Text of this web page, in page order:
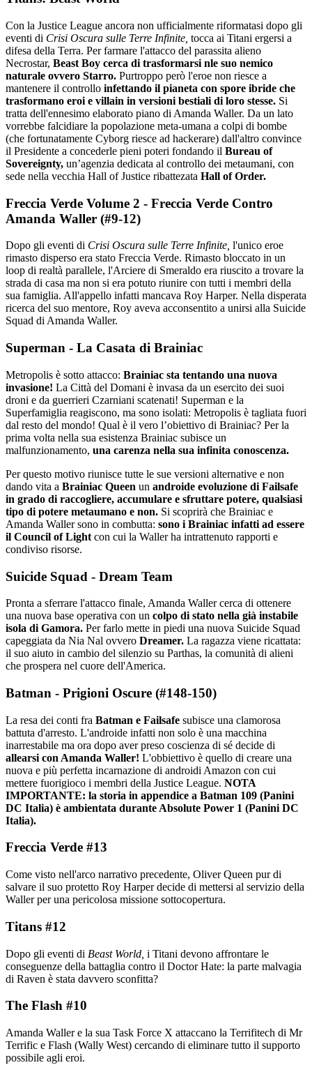
Con la Justice League ancora non ufficialmente riformatasi dopo gli
eventi di Crisi Oscura sulle Terre Infinite, tocca ai Titani ergersi a
difesa della Terra. Per farmare l'attacco del parassita alieno
Necrostar, Beast Boy cerca di trasformarsi nle suo nemico
naturale ovvero Starro. Purtroppo però l'eroe non riesce a
mantenere il controllo infettando il pianeta con spore ibride che
trasformano eroi e villain in versioni bestiali di loro stesse. Si
tratta dell'ennesimo elaborato piano di Amanda Waller. Da un lato
vorrebbe falcidiare la popolazione meta-umana a colpi di bombe
(che fortunatamente Cyborg riesce ad hackerare) dall'altro convince
il Presidente a concederle pieni poteri fondando il Bureau of
Sovereignty, un’agenzia dedicata al controllo dei metaumani, con
sede nella vecchia Hall of Justice ribattezata Hall of Order.
Freccia Verde Volume 2 - Freccia Verde Contro
Amanda Waller (#9-12)
Dopo gli eventi di Crisi Oscura sulle Terre Infinite, l'unico eroe
rimasto disperso era stato Freccia Verde. Rimasto bloccato in un
loop di realtà parallele, l'Arciere di Smeraldo era riuscito a trovare la
strada di casa ma non si era potuto riunire con tutti i membri della
sua famiglia. All'appello infatti mancava Roy Harper. Nella disperata
ricerca del suo mentore, Roy aveva acconsentito a unirsi alla Suicide
Squad di Amanda Waller.
Superman - La Casata di Brainiac
Metropolis è sotto attacco: Brainiac sta tentando una nuova
invasione! La Città del Domani è invasa da un esercito dei suoi
droni e da guerrieri Czarniani scatenati! Superman e la
Superfamiglia reagiscono, ma sono isolati: Metropolis è tagliata fuori
dal resto del mondo! Qual è il vero l’obiettivo di Brainiac? Per la
prima volta nella sua esistenza Brainiac subisce un
malfunzionamento, una carenza nella sua infinita conoscenza.
Per questo motivo riunisce tutte le sue versioni alternative e non
dando vita a Brainiac Queen un androide evoluzione di Failsafe
in grado di raccogliere, accumulare e sfruttare potere, qualsiasi
tipo di potere metaumano e non. Si scoprirà che Brainiac e
Amanda Waller sono in combutta: sono i Brainiac infatti ad essere
il Council of Light con cui la Waller ha intrattenuto rapporti e
condiviso risorse.
Suicide Squad - Dream Team
Pronta a sferrare l'attacco finale, Amanda Waller cerca di ottenere
una nuova base operativa con un colpo di stato nella già instabile
isola di Gamora. Per farlo mette in piedi una nuova Suicide Squad
capeggiata da Nia Nal ovvero Dreamer. La ragazza viene ricattata:
il suo aiuto in cambio del silenzio su Parthas, la comunità di alieni
che prospera nel cuore dell'America.
Batman - Prigioni Oscure (#148-150)
La resa dei conti fra Batman e Failsafe subisce una clamorosa
battuta d'arresto. L'androide infatti non solo è una macchina
inarrestabile ma ora dopo aver preso coscienza di sé decide di
allearsi con Amanda Waller! L'obbiettivo è quello di creare una
nuova e più perfetta incarnazione di androidi Amazon con cui
mettere fuorigioco i membri della Justice League. NOTA
IMPORTANTE: la storia in appendice a Batman 109 (Panini
DC Italia) è ambientata durante Absolute Power 1 (Panini DC
Italia).
Freccia Verde #13
Come visto nell'arco narrativo precedente, Oliver Queen pur di
salvare il suo protetto Roy Harper decide di mettersi al servizio della
Waller per una pericolosa missione sottocopertura.
Titans #12
Dopo gli eventi di Beast World, i Titani devono affrontare le
conseguenze della battaglia contro il Doctor Hate: la parte malvagia
di Raven è stata davvero sconfitta?
The Flash #10
Amanda Waller e la sua Task Force X attaccano la Terrifitech di Mr
Terrific e Flash (Wally West) cercando di eliminare tutto il supporto
possibile agli eroi.